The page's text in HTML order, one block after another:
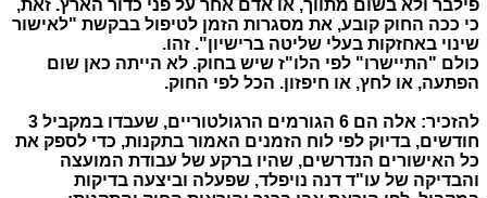
פילבר ולא בשום מתווך, או אדם אחר על פני כדור הארץ. זאת,
כי ככה החוק קובע, את מסגרות הזמן לטיפול בבקשת "לאישור
שינוי באחזקות בעלי שליטה ברישיון". זהו.
כולם "התיישרו" לפי הלו"ז שיש בחוק. לא הייתה כאן שום
הפתעה, או לחץ, או חיפזון. הכל לפי החוק.
להזכיר: אלה הם 6 הגורמים הרגולטוריים, שעבדו במקביל 3
חודשים, בדיוק לפי לוח הזמנים האמור בתקנות, כדי לספק את
כל האישורים הנדרשים, שהיו ברקע של עבודת המועצה
והבדיקה של עו"ד דנה נויפלד, שפעלה וביצעה בדיקות